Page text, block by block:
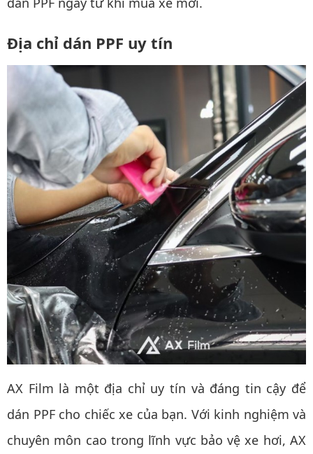
Địa chỉ dán PPF uy tín
AX Film là một địa chỉ uy tín và đáng tin cậy để
dán PPF cho chiếc xe của bạn. Với kinh nghiệm và
chuyên môn cao trong lĩnh vực bảo vệ xe hơi, AX